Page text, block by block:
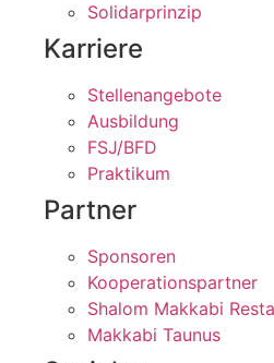
Solidarprinzip
Karriere
Stellenangebote
Ausbildung
FSJ/BFD
Praktikum
Partner
Sponsoren
Kooperationspartner
Shalom Makkabi
Makkabi Taunus